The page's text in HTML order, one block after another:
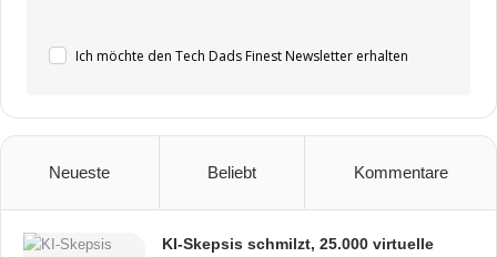
Ich möchte den Tech Dads Finest Newsletter erhalten
Neueste Beliebt Kommentare
KI-Skepsis schmilzt, 25.000 virtuelle